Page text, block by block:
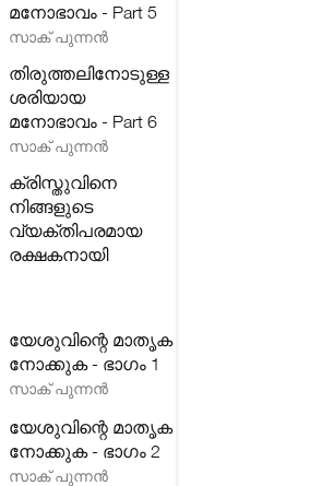
മനോഭാവം - Part 5
സാക് പുന്നൻ
തിരുത്തലിനോടുള്ള
ശരിയായ
മനോഭാവം - Part 6
സാക് പുന്നൻ
ക്രിസ്തുവിനെ
നിങ്ങളുടെ
വ്യക്തിപരമായ
രക്ഷകനായി
യേശുവിന്റെ മാതൃക
നോക്കുക - ഭാഗം 1
സാക് പുന്നൻ
യേശുവിന്റെ മാതൃക
നോക്കുക - ഭാഗം 2
സാക് പുന്നൻ